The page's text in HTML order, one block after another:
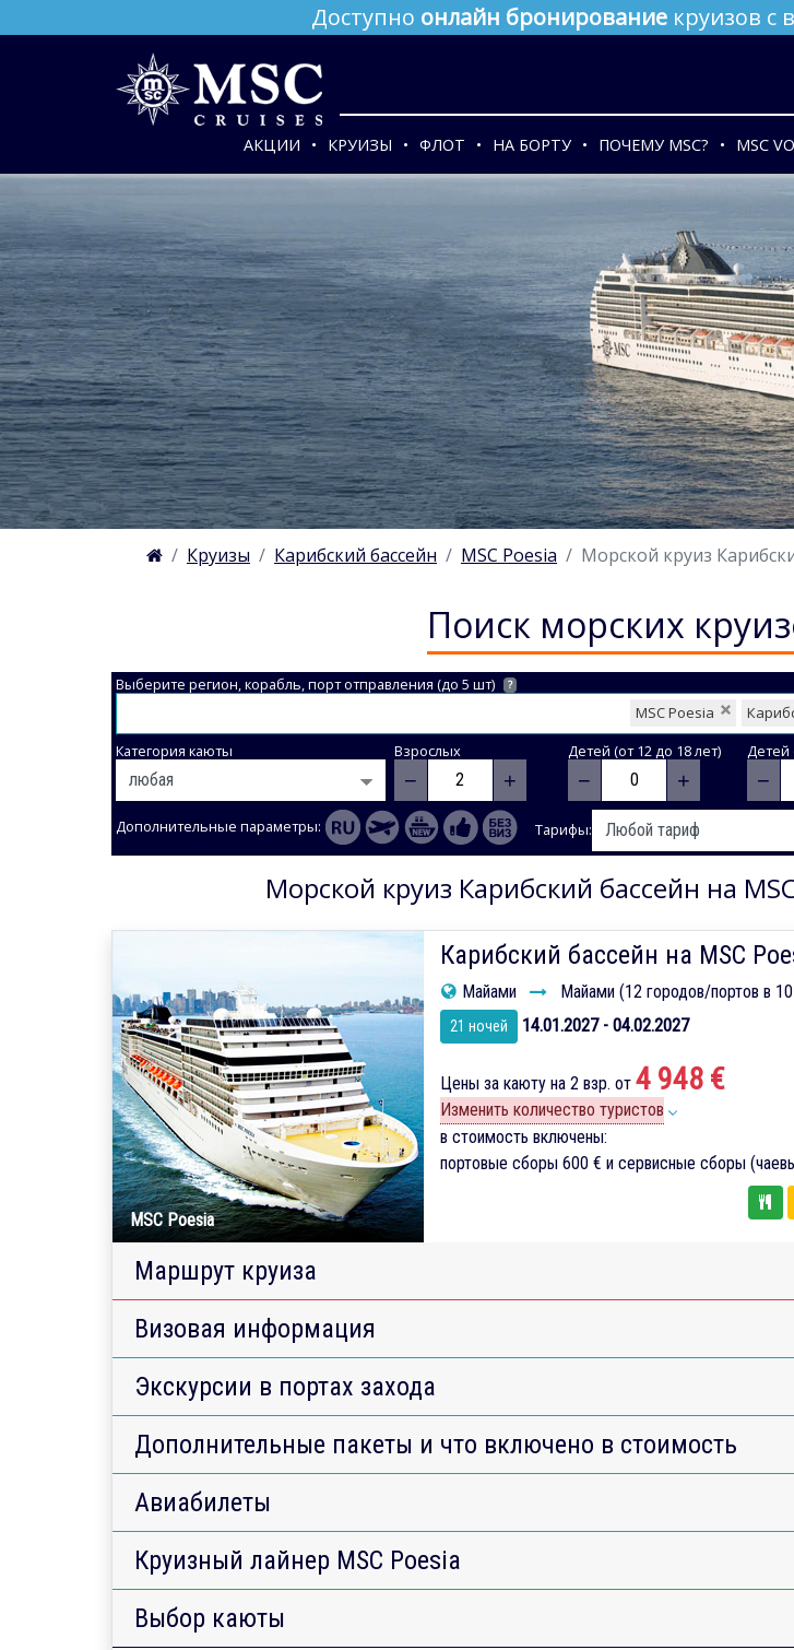
Доступно онлайн бронирование круизов с
АКЦИИ КРУИЗЫ ФЛОТ НА БОРТУ ПОЧЕМУ MSC? MSC
Круизы Карибский бассейн MSC Poesia Морской круиз
Поиск морских
Выберите регион, корабль, порт отправления (до 5 шт) ?
MSC Poesia
Категория каюты Взрослых
− +
Детей (от 12 до 18 лет)
− +
Детей
−
Дополнительные параметры: Тарифы:
Морской круиз Карибский бассейн на
MSC Poesia
Карибский бассейн на MSC
Майами Майами (12 городов/портов в
21 ночей 14.01.2027 - 04.02.2027
Цены за каюту на 2 взр. от 4 948 €
Изменить количество туристов
в стоимость включены:
портовые сборы 600 € и сервисные сборы
Маршрут круиза
Визовая информация
Экскурсии в портах захода
Дополнительные пакеты и что включено в стоимость
Авиабилеты
Круизный лайнер MSC Poesia
Выбор каюты